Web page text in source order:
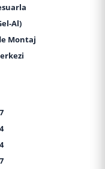
Al)
Montaj